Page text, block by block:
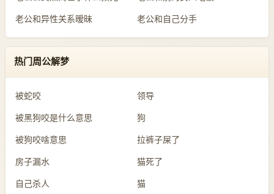
老公和异性关系暧昧 老公和自己分手
热门周公解梦
被蛇咬 领导
被黑狗咬是什么意思 狗
被狗咬啥意思 拉裤子屎了
房子漏水 猫死了
自己杀人 猫